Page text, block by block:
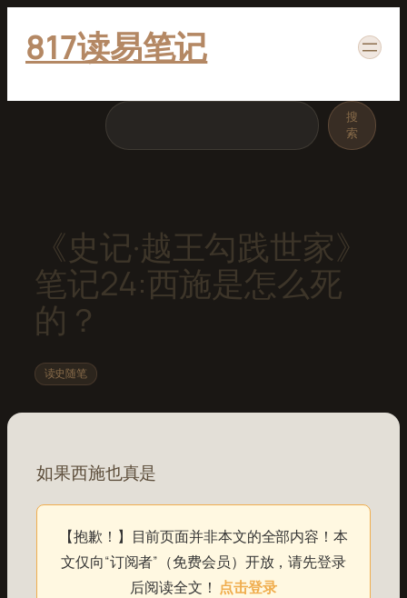
817读易笔记
搜
索
《史记·越王勾践世家》
笔记24:西施是怎么死
的？
读史随笔
如果西施也真是
【抱歉！】目前页面并非本文的全部内容！本
文仅向“订阅者”（免费会员）开放，请先登录
后阅读全文！ 点击登录